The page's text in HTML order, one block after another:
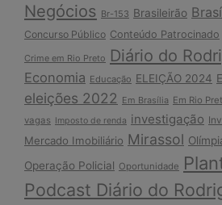
Negócios Br-153 Brasileirão
Concurso Público Conteúdo Patrocinado
Crime em Rio Preto Diário do
Economia Educação ELEIÇÃO 2024
eleições 2022 Em Brasília Em Rio
vagas
Imposto de renda investigação
Mercado Imobiliário Mirassol
Operação Policial Oportunidade
Podcast Diário do